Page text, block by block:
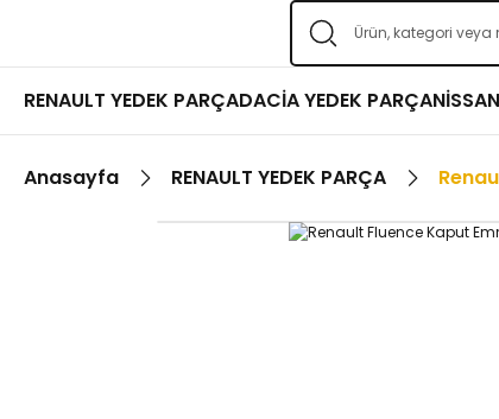
RENAULT YEDEK PARÇADACİA YEDEK PARÇA
Anasayfa RENAULT YEDEK PARÇA